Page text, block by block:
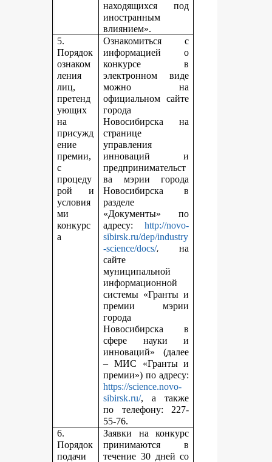
находящихся под
иностранным
влиянием».
5.
Порядок
ознаком
ления
лиц,
претенд
ующих
на
присужд
ение
премии,
с
процеду
рой и
условия
ми
конкурс
а
Ознакомиться с
информацией о
конкурсе в
электронном виде
можно на
официальном сайте
города
Новосибирска на
странице
управления
инноваций и
предпринимательст
ва мэрии города
Новосибирска в
разделе
«Документы» по
адресу:http://novo-
sibirsk.ru/dep/industry
-science/docs/,на
сайте
муниципальной
информационной
системы «Гранты и
премии мэрии
города
Новосибирска в
сфере науки и
инноваций» (далее
– МИС «Гранты и
премии») по адресу:
https://science.novo-
sibirsk.ru/, а также
по телефону: 227-
55-76.
6.
Порядок
подачи
Заявки на конкурс
принимаются в
течение 30 дней со